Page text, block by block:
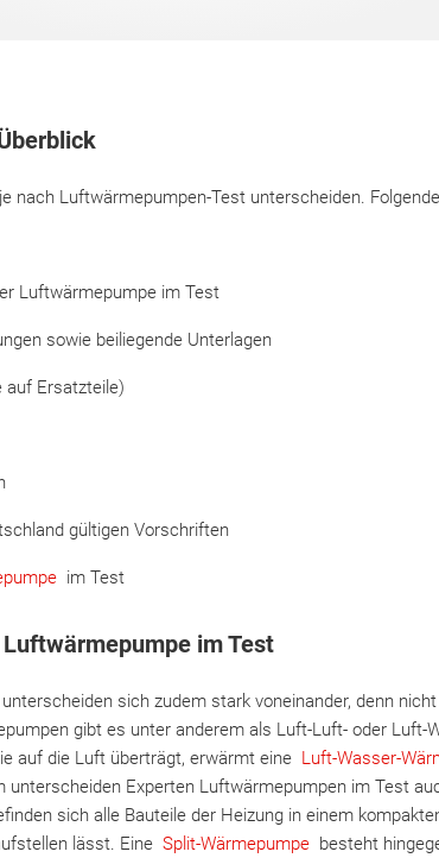
nach Luftwärmepumpen-Test unterscheiden.
Luftwärmepumpe im Test
sowie beiliegende Unterlagen
auf Ersatzteile)
gültigen Vorschriften
im Test
im Test
sich zudem stark voneinander, denn
gibt es unter anderem als Luft-Luft- oder Luft-
auf die Luft überträgt, erwärmt eine Luft-Wasser-
Experten Luftwärmepumpen im Test
sich alle Bauteile der Heizung in einem
lässt. Eine Split-Wärmepumpe besteht